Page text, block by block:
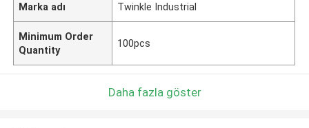
Marka adı Twinkle Industrial
Minimum Order
Quantity
100pcs
Daha fazla göster